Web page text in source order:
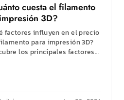
cuesta el filamento
3D?
factores influyen en el precio
para impresión 3D?
los principales factores